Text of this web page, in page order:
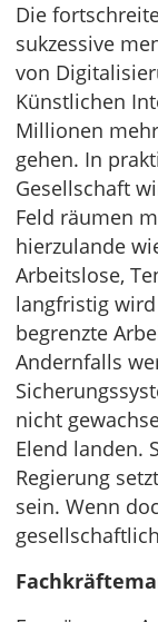
Die
sukzessive
von
Künstlichen
Millionen
gehen. In
Gesellschaft
Feld räumen
hierzulande
Arbeitslose,
langfristig
begrenzte
Andernfalls
nicht
Elend landen.
Regierung
sein. Wenn